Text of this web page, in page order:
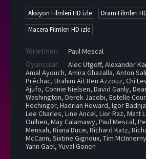
Aksiyon Filmleri HD izle
Dram Filmleri
Macera Filmleri HD izle
Yönetmen Paul Mescal
Oyuncular Alec Utgoff, Alexander
Amal Ayouch, Amira Ghazalla, Anton
Préchac, Brahim Ait Ben Azzouz, Chi
Ajufo, Connie Nielsen, David Ganly,
Washington, Derek Jacobi, Estelle
Hechinger, Hadrian Howard, Igor
Lee Charles, Line Ancel, Lior Raz, Matt
Oulhen, May Calamawy, Paul Mescal,
Mensah, Riana Duce, Richard Katz,
McCann, Sixtine Gignoux, Tim McInnerny
Yann Gael, Yuval Gonen